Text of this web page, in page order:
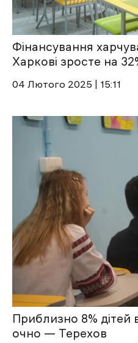
Фінансування
Харкові зросте на
04 Лютого 2025 | 15:11
Приблизно 8% дітей
очно — Терехов